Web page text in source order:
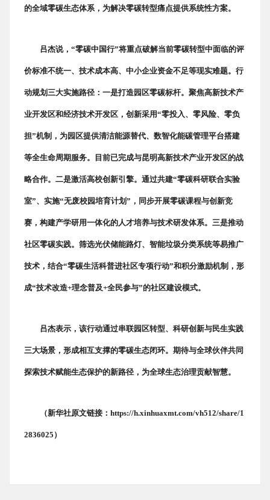
的全域零碳生态体系，为解决零碳转型痛点提供系统性方案。
吕杰说，“零碳中国行”将重点破解当前零碳转型中面临的评
价标准不统一、技术成本高、中小企业资金不足等现实难题。行
动规划三大实施路径：一是打造园区零碳标杆。聚焦高新技术产
业开发区和经济技术开发区，创新采用“零投入、零风险、零负
担”机制，为园区提供清洁能源替代、数智化能碳管理平台搭建
等全生命周期服务。目前已完成与昆明高新技术产业开发区的战
略合作。二是激活高校创新引擎。通过共建“零碳科研联合实验
室”、实施“无废校园培育计划”，同步开展零碳课程与创新竞
赛，构建产学研用一体化的人才培养与技术研发体系。三是推动
社区零碳实践。筛选光伏储能路灯、智能垃圾分类系统等易推广
技术，结合“零碳生活科普进社区专项行动”和积分激励机制，形
成“技术改造+理念普及+全民参与”的社区建设模式。
吕杰表示，该行动通过串联园区转型、科研创新与民生实践
三大场景，形成相互支撑的零碳生态闭环。期待与全球伙伴共同
探索技术赋能生态保护的新路径，为全球生态治理贡献智慧。
（新华社原文链接：https://h.xinhuaxmt.com/vh512/share/1
2836025）